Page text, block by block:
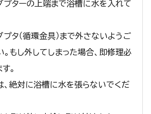
プターの上端まで浴槽に水を入れて
タ（循環金具）まで外さないようご
。もし外してしまった場合、即修理必
。
、絶対に浴槽に水を張らないでくだ